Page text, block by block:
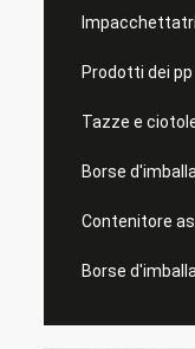
Prodotti dei pp
Tazze e
Borse
Contenitore
Borse